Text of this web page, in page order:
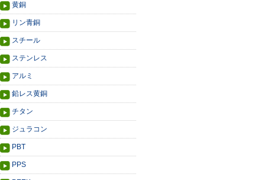
黄銅
リン青銅
スチール
ステンレス
アルミ
鉛レス黄銅
チタン
ジュラコン
PBT
PPS